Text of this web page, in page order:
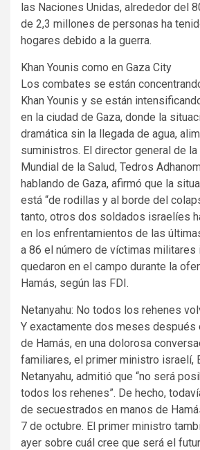
las Naciones Unidas, alrededor del
de 2,3 millones de personas ha
hogares debido a la guerra.
Khan Younis como en Gaza City
Los combates se están
Khan Younis y se están
en la ciudad de Gaza, donde la
dramática sin la llegada de agua,
suministros. El director general de la
Mundial de la Salud, Tedros
hablando de Gaza, afirmó que la
está “de rodillas y al borde del
tanto, otros dos soldados israelíes
en los enfrentamientos de las
a 86 el número de víctimas militares
quedaron en el campo durante la
Hamás, según las FDI.
Netanyahu: No todos los rehenes
Y exactamente dos meses
de Hamás, en una dolorosa
familiares, el primer ministro israelí,
Netanyahu, admitió que “no será
todos los rehenes”. De hecho,
de secuestrados en manos de
7 de octubre. El primer ministro
ayer sobre cuál cree que será el